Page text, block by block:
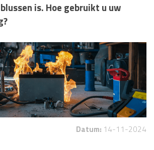
is. Hoe gebruikt u uw
Datum: 14-11-2024